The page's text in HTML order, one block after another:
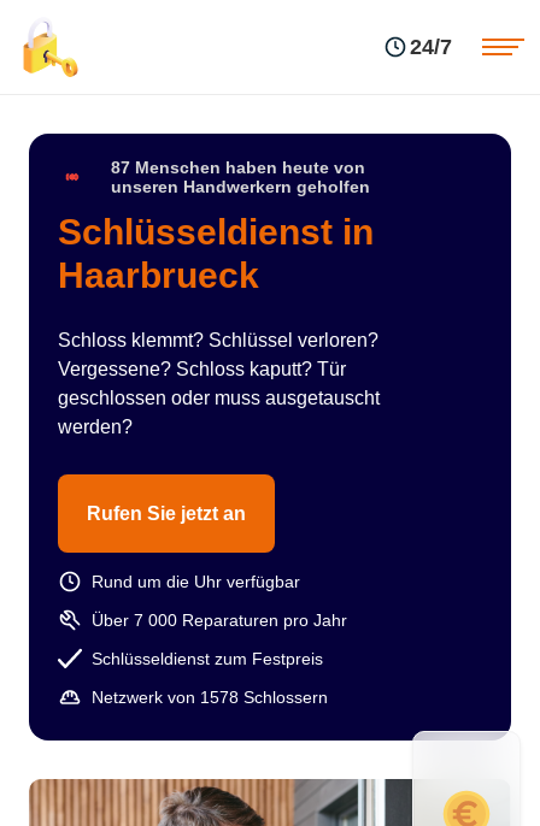
24/7
87 Menschen haben heute von
unseren Handwerkern geholfen
Schlüsseldienst in
Haarbrueck
Schloss klemmt? Schlüssel verloren?
Vergessene? Schloss kaputt? Tür
geschlossen oder muss ausgetauscht
werden?
Rufen Sie jetzt an
Rund um die Uhr verfügbar
Über 7 000 Reparaturen pro Jahr
Schlüsseldienst zum Festpreis
Netzwerk von 1578 Schlossern